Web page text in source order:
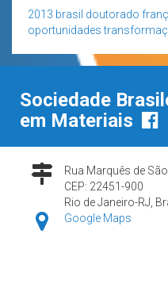
2013 brasil doutorado
oportunidades
Sociedade
em Materiais
Rua Marquês de
CEP: 22451-900
Rio de Janeiro-RJ,
Google Maps